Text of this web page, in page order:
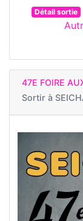
Détail sortie
47E FOIRE
Sortir à